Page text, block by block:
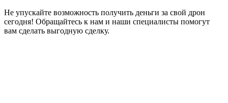
Не упускайте возможность получить деньги за свой дрон
сегодня! Обращайтесь к нам и наши специалисты помогут
вам сделать выгодную сделку.